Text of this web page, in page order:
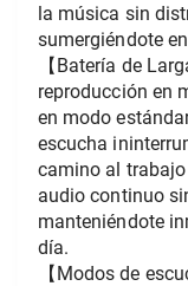
la música sin
sumergiéndote
【Batería de
reproducción en
en modo
escucha
camino al
audio continuo
manteniéndote
día.
【Modos de